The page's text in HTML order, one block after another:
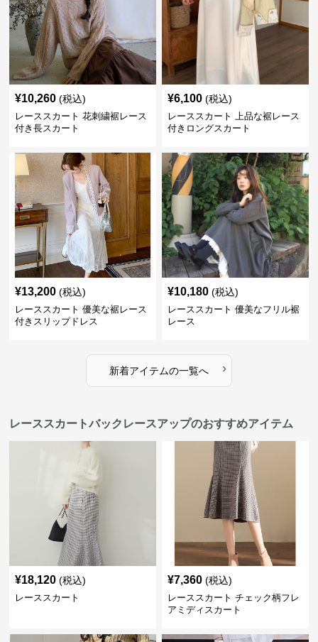
¥10,260 (税込)
レーススカート 花刺繍裾レース
付き長スカート
¥6,100 (税込)
レーススカート 上品な裾レース
付きロングスカート
¥13,200 (税込)
レーススカート 優美な裾レース
付きスリップドレス
¥10,180 (税込)
レーススカート 優美なフリル裾
レース
新着アイテムの一覧へ ›
レーススカートバックレースアップのおすすめアイテム
¥18,120 (税込)
レーススカート
¥7,360 (税込)
レーススカート チェック柄フレ
アミディスカート